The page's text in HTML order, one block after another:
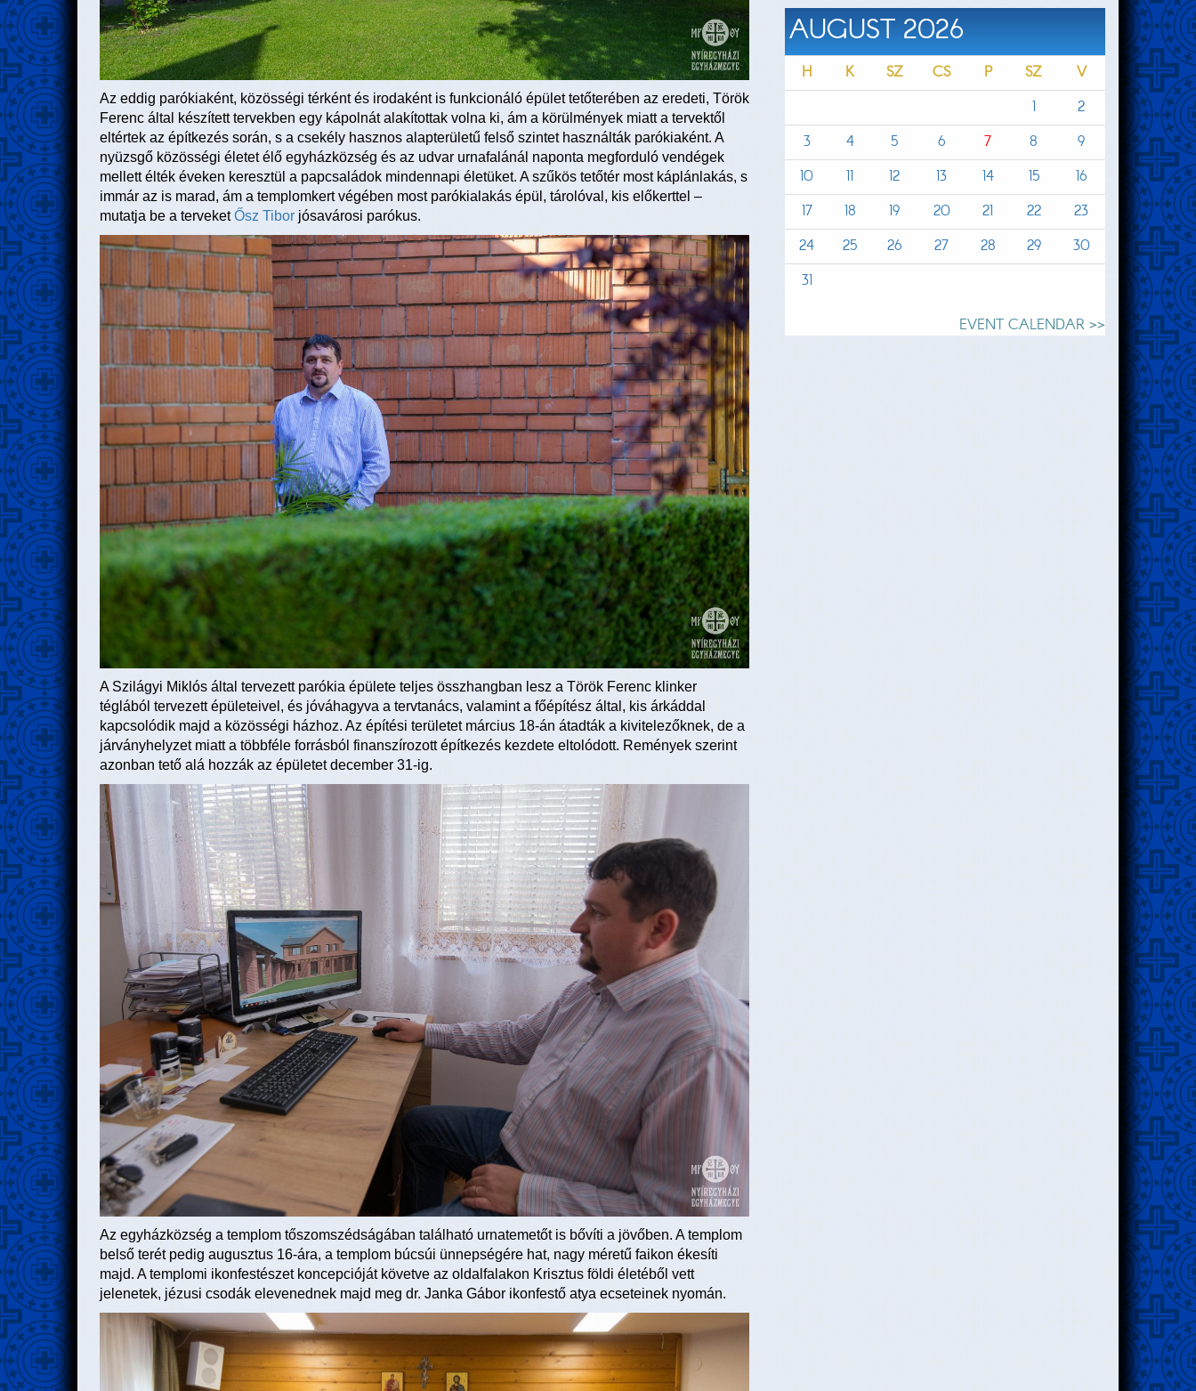
Az eddig parókiaként, közösségi térként és irodaként is funkcionáló épület tetőterében az eredeti, Török
Ferenc által készített tervekben egy kápolnát alakítottak volna ki, ám a körülmények miatt a tervektől
eltértek az építkezés során, s a csekély hasznos alapterületű felső szintet használták parókiaként. A
nyüzsgő közösségi életet élő egyházközség és az udvar urnafalánál naponta megforduló vendégek
mellett élték éveken keresztül a papcsaládok mindennapi életüket. A szűkös tetőtér most káplánlakás, s
immár az is marad, ám a templomkert végében most parókialakás épül, tárolóval, kis előkerttel –
mutatja be a terveketŐsz Tibor jósavárosi parókus.
A Szilágyi Miklós által tervezett parókia épülete teljes összhangban lesz a Török Ferenc klinker
téglából tervezett épületeivel, és jóváhagyva a tervtanács, valamint a főépítész által, kis árkáddal
kapcsolódik majd a közösségi házhoz. Az építési területet március 18-án átadták a kivitelezőknek, de a
járványhelyzet miatt a többféle forrásból finanszírozott építkezés kezdete eltolódott. Remények szerint
azonban tető alá hozzák az épületet december 31-ig.
Az egyházközség a templom tőszomszédságában található urnatemetőt is bővíti a jövőben. A templom
belső terét pedig augusztus 16-ára, a templom búcsúi ünnepségére hat, nagy méretű faikon ékesíti
majd. A templomi ikonfestészet koncepcióját követve az oldalfalakon Krisztus földi életéből vett
jelenetek, jézusi csodák elevenednek majd meg dr. Janka Gábor ikonfestő atya ecseteinek nyomán.
AUGUST 2026
H K SZ CS P SZ
V
1
2
3
4 5 6 7 8
9
10
11 12 13 14 15
16
17
18 19 20 21 22
23
24
25 26 27 28 29
30
31
EVENT CALENDAR >>